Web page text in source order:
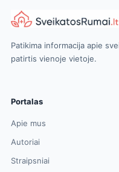
Patikima informacija apie
patirtis vienoje vietoje.
Portalas
Apie mus
Autoriai
Straipsniai